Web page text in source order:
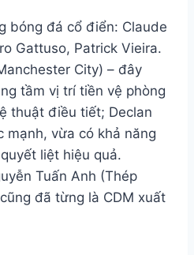
bóng đá cổ điển: Claude
Gattuso, Patrick Vieira.
City) – đây
tầm vị trí tiền vệ phòng
thuật điều tiết; Declan
mạnh, vừa có khả năng
liệt hiệu quả.
Tuấn Anh (Thép
đã từng là CDM xuất